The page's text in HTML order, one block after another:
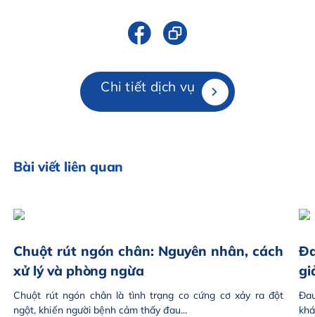
Chi tiết dịch vụ
Bài viết liên quan
Chuột rút ngón chân: Nguyên nhân, cách
xử lý và phòng ngừa
Chuột rút ngón chân là tình trạng co cứng cơ xảy ra đột
ngột, khiến người bệnh cảm thấy đau...